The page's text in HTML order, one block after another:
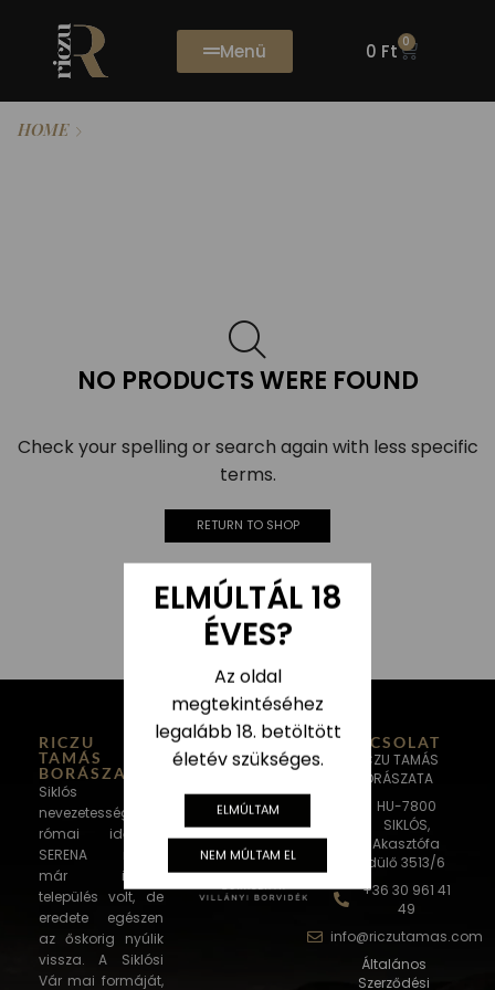
ELMÚLTÁL 18
ÉVES?
Az oldal
megtekintéséhez
legalább 18. betöltött
életév szükséges.
ELMÚLTAM
NEM MÚLTAM EL
Menü 0 Ft 0
HOME
NO PRODUCTS WERE FOUND
Check your spelling or search again with less specific
terms.
RETURN TO SHOP
RICZU
TAMÁS
BORÁSZATA
Siklós város
nevezetességei: A
római időkben
SERENA néven
már ismert
település volt, de
eredete egészen
az őskorig nyúlik
vissza. A Siklósi
Vár mai formáját,
KAPCSOLAT
RICZU TAMÁS
BORÁSZATA
HU-7800
SIKLÓS,
Akasztófa
dülő 3513/6
+36 30 961 41
49
info@riczutamas.com
Általános
Szerződési